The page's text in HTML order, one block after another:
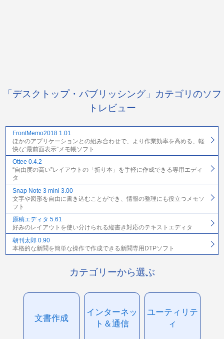
「デスクトップ・パブリッシング」カテゴリのソフ
トレビュー
FrontMemo2018 1.01
ほかのアプリケーションとの組み合わせで、より作業効率を高める、軽
快な“最前面表示”メモ帳ソフト
Ottee 0.4.2
“自由度の高い”レイアウトの「折り本」を手軽に作成できる専用エディ
タ
Snap Note 3 mini 3.00
文字や図形を自由に書き込むことができ、情報の整理にも役立つメモソ
フト
原稿エディタ 5.61
好みのレイアウトを使い分けられる縦書き対応のテキストエディタ
朝刊太郎 0.90
本格的な新聞を簡単な操作で作成できる新聞専用DTPソフト
カテゴリーから選ぶ
文書作成
インターネッ
ト＆通信
ユーティリテ
ィ